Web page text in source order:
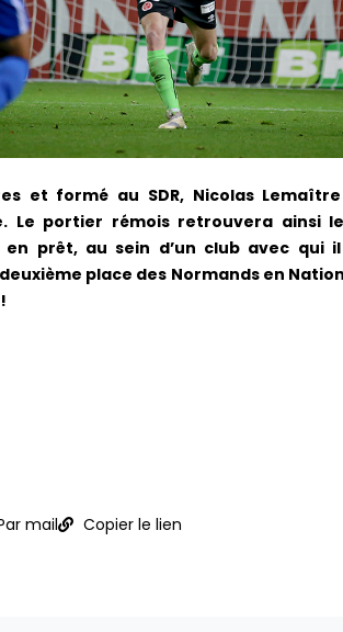
et formé au SDR, Nicolas
Le portier rémois retrouvera ainsi
en prêt, au sein d’un club avec qui
place des Normands en
mail Copier le lien